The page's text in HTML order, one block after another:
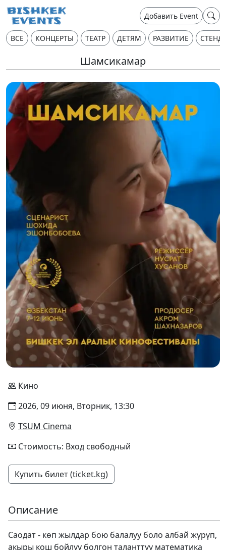
Добавить Event
ВСЕ КОНЦЕРТЫ ТЕАТР ДЕТЯМ РАЗВИТИЕ
Шамсикамар
Кино
2026, 09 июня, Вторник, 13:30
TSUM Cinema
Стоимость: Вход свободный
Купить билет (ticket.kg)
Описание
Саодат - көп жылдар бою балалуу боло албай жүрүп,
акыры кош бойлуу болгон таланттуу математика